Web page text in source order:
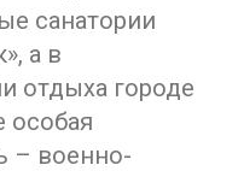
санатории
а в
отдыха городе
особая
– военно-